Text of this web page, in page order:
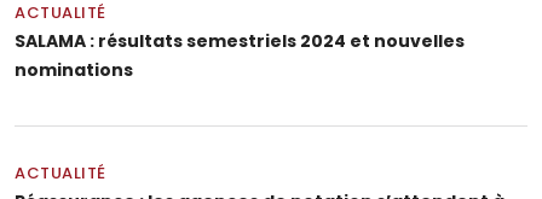
ACTUALITÉ
SALAMA : résultats semestriels 2024 et nouvelles
nominations
ACTUALITÉ